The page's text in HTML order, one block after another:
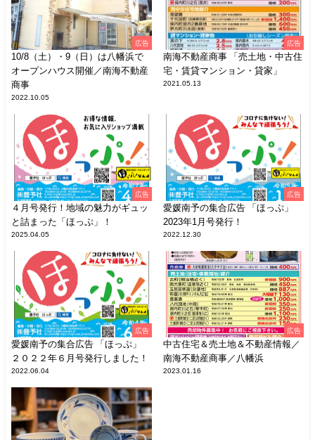
広告
10/8（土）・9（日）は八幡浜で
オープンハウス開催／南海不動産
商事
2022.10.05
広告
南海不動産商事 「売土地・中古住
宅・賃貸マンション・貸家」
2021.05.13
広告
４月号発行！地域の魅力がギュッ
と詰まった「ほっぷ」！
2025.04.05
広告
愛媛南予の集合広告 「ほっぷ」
2023年1月号発行！
2022.12.30
広告
愛媛南予の集合広告 「ほっぷ」
２０２２年６月号発行しました！
2022.06.04
広告
中古住宅＆売土地＆不動産情報／
南海不動産商事／八幡浜
2023.01.16